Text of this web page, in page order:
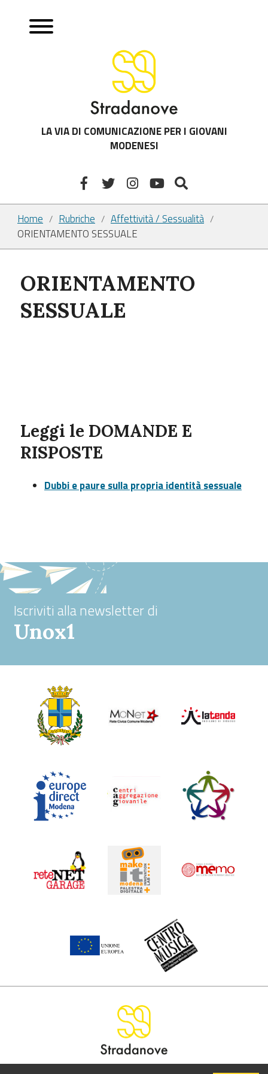
LA VIA DI COMUNICAZIONE PER I GIOVANI
MODENESI
Home / Rubriche / Affettività / Sessualità /
ORIENTAMENTO SESSUALE
ORIENTAMENTO
SESSUALE
Leggi le DOMANDE E
RISPOSTE
Dubbi e paure sulla propria identità sessuale
Iscriviti alla newsletter di
Unox1